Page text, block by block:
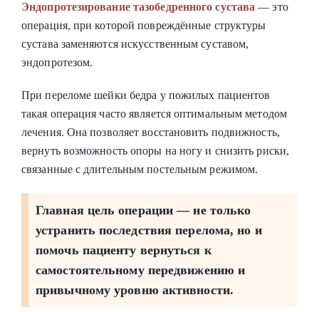
Эндопротезирование тазобедренного сустава — это
операция, при которой повреждённые структуры
сустава заменяются искусственным суставом,
эндопротезом.
При переломе шейки бедра у пожилых пациентов
такая операция часто является оптимальным методом
лечения. Она позволяет восстановить подвижность,
вернуть возможность опоры на ногу и снизить риски,
связанные с длительным постельным режимом.
Главная цель операции — не только
устранить последствия перелома, но и
помочь пациенту вернуться к
самостоятельному передвижению и
привычному уровню активности.